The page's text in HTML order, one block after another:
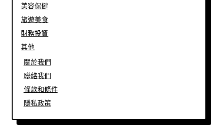
美容保健
旅遊美食
財務投資
其他
關於我們
聯絡我們
條款和條件
隱私政策